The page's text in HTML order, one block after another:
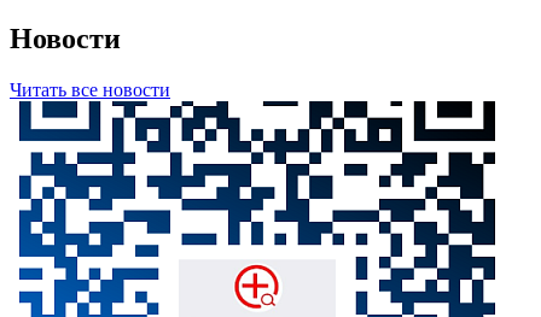
Новости
Читать все новости